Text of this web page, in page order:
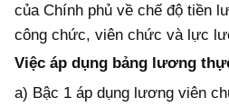
của Chính phủ về chế độ tiền
công chức, viên chức và lực
Việc áp dụng bảng lương
a) Bậc 1 áp dụng lương viên